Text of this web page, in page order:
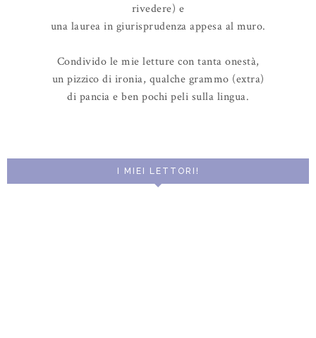
rivedere) e
una laurea in giurisprudenza appesa al muro.
Condivido le mie letture con tanta onestà,
un pizzico di ironia, qualche grammo (extra)
di pancia e ben pochi peli sulla lingua.
I MIEI LETTORI!